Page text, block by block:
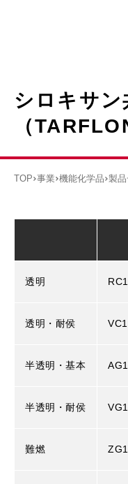
シロキサン
（
TOP 事業 機能化学品 製品
透明
透明・耐侯
半透明・基本
半透明・耐侯
難燃